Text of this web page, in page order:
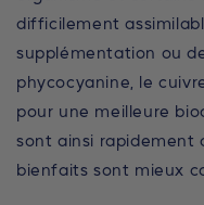
difficilement
supplémentation ou
phycocyanine, le
pour une meilleure
sont ainsi rapidement
bienfaits sont mieux